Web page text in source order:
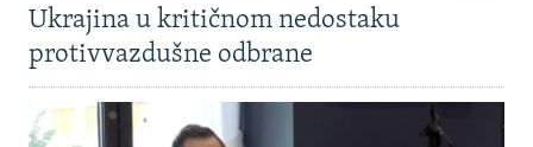
Ukrajina u kritičnom nedostaku
protivvazdušne odbrane